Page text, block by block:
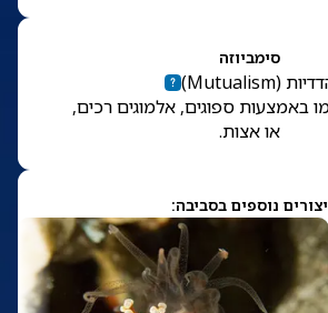
סימביוזה
(
Mutualism
)
באמצעות ספוגים, אלמוגים רכים,
או אצות.
יצורים נוספים בסביבה: